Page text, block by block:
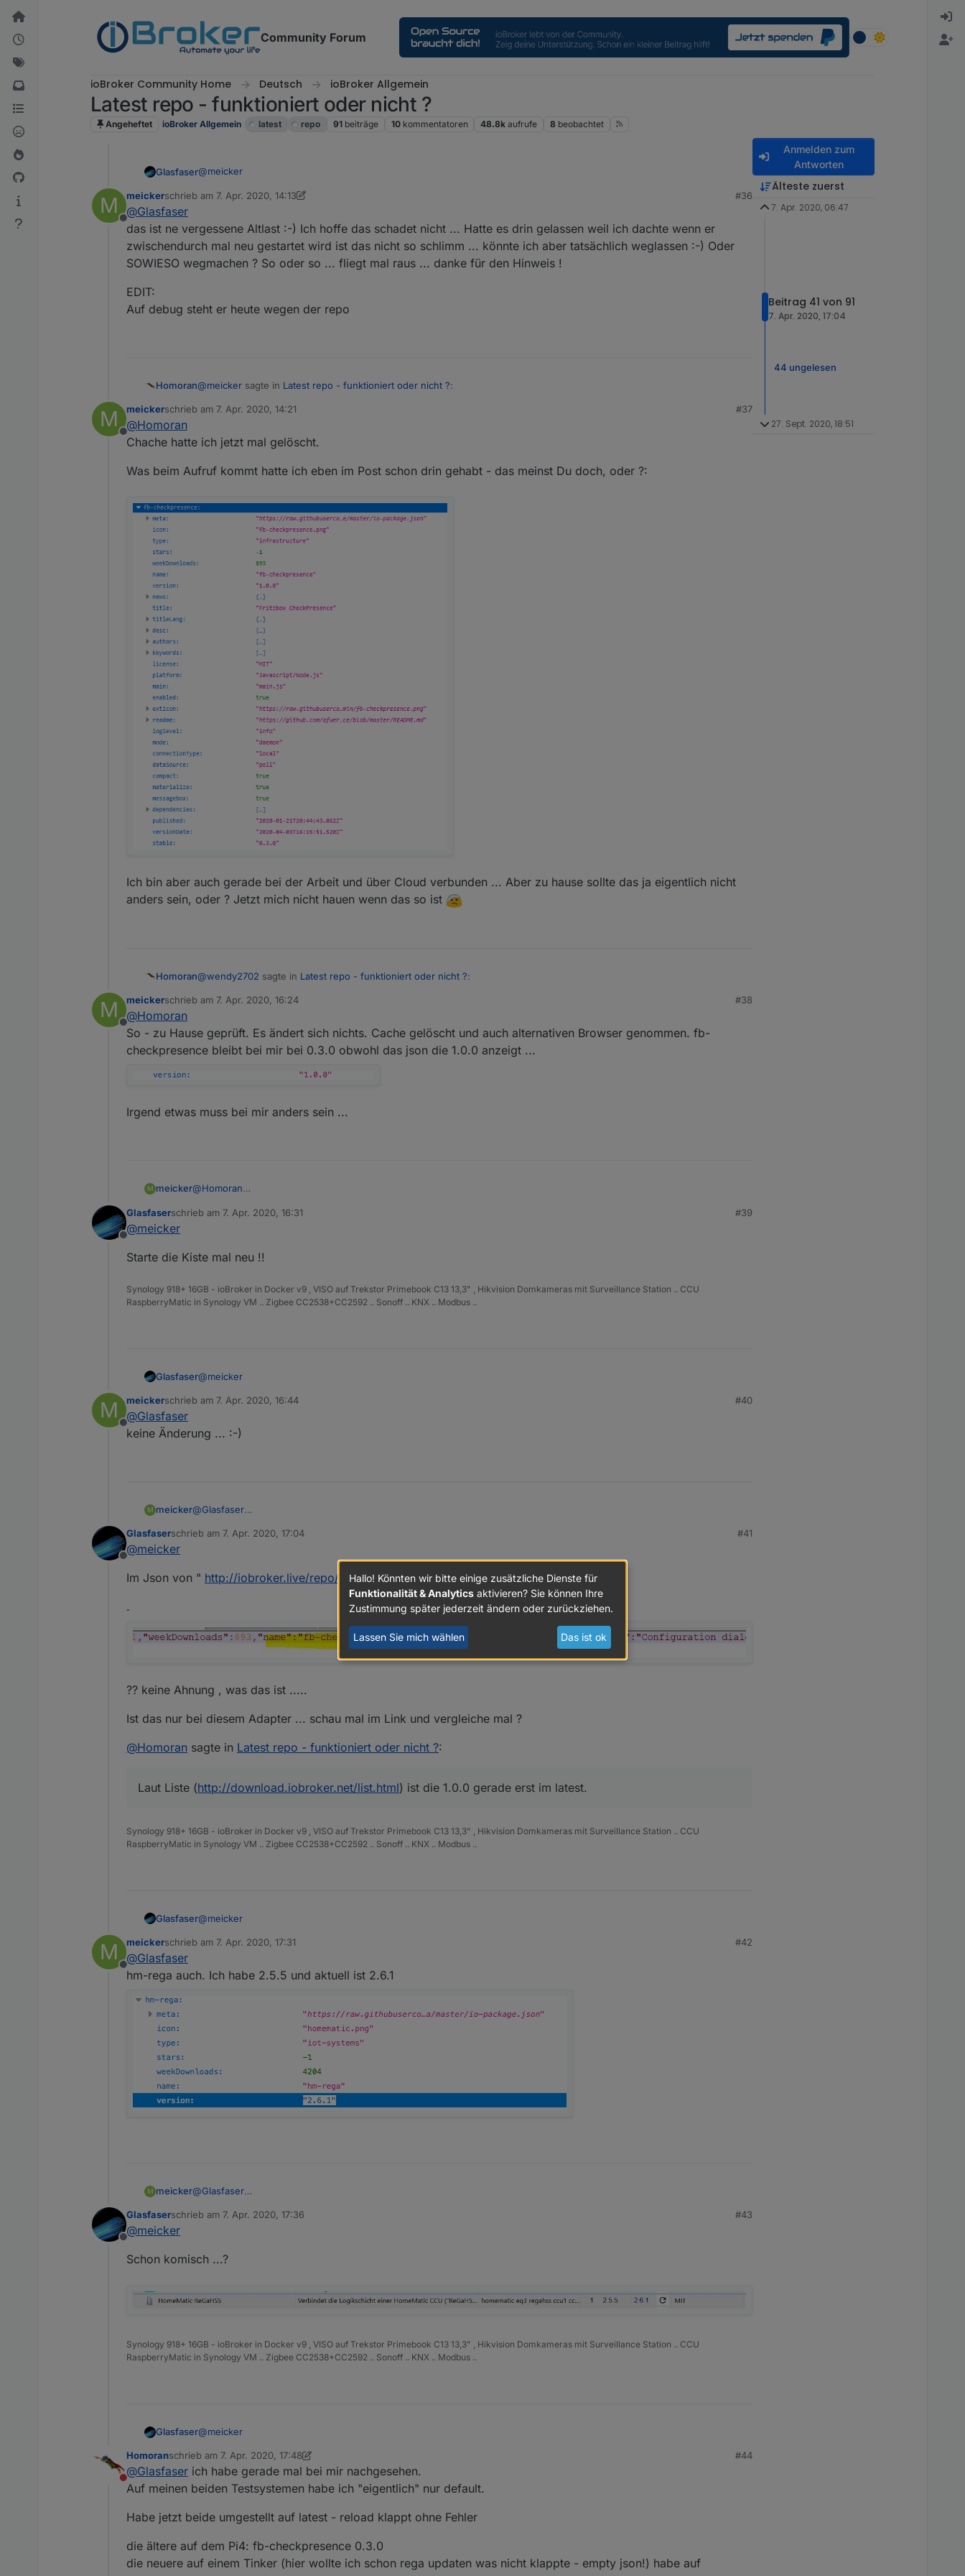
Weiter zum Inhalt
Community Forum
ioBroker Community Home Deutsch ioBroker Allgemein
Latest repo - funktioniert oder nicht ?
Angeheftet ioBroker Allgemein latest repo 91 beiträge 10 kommentatoren 48.8k aufrufe 8 beobachtet
Glasfaser@meicker
Hast du Problem mit dem Admin ??
Weil du Ihn per Cron neu startest !!
M
Offline
meickerschrieb am 7. Apr. 2020, 14:13
zuletzt editiert von meicker 4. Juli 2020, 16:15
#36
@Glasfaser
das ist ne vergessene Altlast :-) Ich hoffe das schadet nicht ... Hatte es drin gelassen weil ich dachte wenn er
zwischendurch mal neu gestartet wird ist das nicht so schlimm ... könnte ich aber tatsächlich weglassen :-) Oder
SOWIESO wegmachen ? So oder so ... fliegt mal raus ... danke für den Hinweis !
EDIT:
Auf debug steht er heute wegen der repo
Homoran@meicker sagte in Latest repo - funktioniert oder nicht ?:
Nicht dass du da noch was im Cache hast.
Was steht denn in dem json, das zurückkommt, wenn du den URL zu dem Repo in dem Browser eingibst?
M
Offline
meickerschrieb am 7. Apr. 2020, 14:21
zuletzt editiert von
#37
@Homoran
Chache hatte ich jetzt mal gelöscht.
Was beim Aufruf kommt hatte ich eben im Post schon drin gehabt - das meinst Du doch, oder ?:
Ich bin aber auch gerade bei der Arbeit und über Cloud verbunden ... Aber zu hause sollte das ja eigentlich nicht
anders sein, oder ? Jetzt mich nicht hauen wenn das so ist
Homoran@wendy2702 sagte in Latest repo - funktioniert oder nicht ?:
Das kann ja sein.
Ich weiß nicht warum, aber das soll auch an den Servern liegen, die auf dem Weg vom Repo zu dir nach Hause liegen.
M
Offline
meickerschrieb am 7. Apr. 2020, 16:24
zuletzt editiert von
#38
@Homoran
So - zu Hause geprüft. Es ändert sich nichts. Cache gelöscht und auch alternativen Browser genommen. fb-
checkpresence bleibt bei mir bei 0.3.0 obwohl das json die 1.0.0 anzeigt ...
Irgend etwas muss bei mir anders sein ...
M meicker@Homoran
checkpresence bleibt bei mir bei 0.3.0 obwohl das json die 1.0.0 anzeigt ...
Irgend etwas muss bei mir anders sein ...
Offline
Glasfaserschrieb am 7. Apr. 2020, 16:31
zuletzt editiert von
#39
@meicker
Starte die Kiste mal neu !!
Synology 918+ 16GB - ioBroker in Docker v9 , VISO auf Trekstor Primebook C13 13,3" , Hikvision Domkameras mit Surveillance Station .. CCU
RaspberryMatic in Synology VM .. Zigbee CC2538+CC2592 .. Sonoff .. KNX .. Modbus ..
Glasfaser@meicker
Starte die Kiste mal neu !!
M
Offline
meickerschrieb am 7. Apr. 2020, 16:44
zuletzt editiert von
#40
@Glasfaser
keine Änderung ... :-)
M meicker@Glasfaser
Offline
Glasfaserschrieb am 7. Apr. 2020, 17:04
zuletzt editiert von
#41
@meicker
Im Json von " http://iobroker.live/repo/sources-dist-latest.json"ist er angegeben :
.
?? keine Ahnung , was das ist .....
Ist das nur bei diesem Adapter ... schau mal im Link und vergleiche mal ?
@Homoran sagte in Latest repo - funktioniert oder nicht ?:
Laut Liste (http://download.iobroker.net/list.html) ist die 1.0.0 gerade erst im latest.
Synology 918+ 16GB - ioBroker in Docker v9 , VISO auf Trekstor Primebook C13 13,3" , Hikvision Domkameras mit Surveillance Station .. CCU
RaspberryMatic in Synology VM .. Zigbee CC2538+CC2592 .. Sonoff .. KNX .. Modbus ..
Glasfaser@meicker
Im Json von "http://iobroker.live/repo/sources-dist-latest.json
.
Latest repo - funktioniert oder nicht ?
Laut Liste (http://download.iobroker.net/list.html) ist die 1.0.0 gerade erst im latest.
M
Offline
meickerschrieb am 7. Apr. 2020, 17:31
zuletzt editiert von
#42
@Glasfaser
hm-rega auch. Ich habe 2.5.5 und aktuell ist 2.6.1
M meicker@Glasfaser
Offline
Glasfaserschrieb am 7. Apr. 2020, 17:36
zuletzt editiert von
#43
@meicker
Schon komisch ...?
Synology 918+ 16GB - ioBroker in Docker v9 , VISO auf Trekstor Primebook C13 13,3" , Hikvision Domkameras mit Surveillance Station .. CCU
RaspberryMatic in Synology VM .. Zigbee CC2538+CC2592 .. Sonoff .. KNX .. Modbus ..
Glasfaser@meicker
Schon komisch ...?
Nicht stören
Homoranschrieb am 7. Apr. 2020, 17:48
zuletzt editiert von Homoran4. Juli 2020, 19:54
#44
@Glasfaser ich habe gerade mal bei mir nachgesehen.
Auf meinen beiden Testsystemen habe ich "eigentlich" nur default.
Habe jetzt beide umgestellt auf latest - reload klappt ohne Fehler
die ältere auf dem Pi4: fb-checkpresence 0.3.0
die neuere auf einem Tinker (hier wollte ich schon rega updaten was nicht klappte - empty json!) habe auf
Anmelden zum
Antworten
Älteste zuerst
7. Apr. 2020, 06:47
Beitrag 41 von 91
7. Apr. 2020, 17:04
44 ungelesen
27. Sept. 2020, 18:51
Hallo! Könnten wir bitte einige zusätzliche Dienste für
Funktionalität & Analytics aktivieren? Sie können Ihre
Zustimmung später jederzeit ändern oder zurückziehen.
Lassen Sie mich wählen Das ist ok